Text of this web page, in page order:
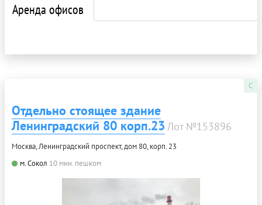
Аренда офисов
C
Отдельно стоящее здание
Ленинградский 80 корп.23 Лот №153896
Москва, Ленинградский проспект, дом 80, корп. 23
м. Сокол 10 мин. пешком